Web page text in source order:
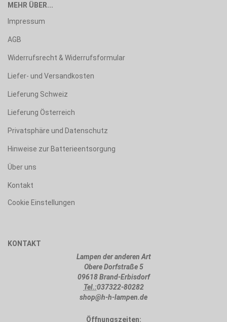
MEHR ÜBER...
Impressum
AGB
Widerrufsrecht & Widerrufsformular
Liefer- und Versandkosten
Lieferung Schweiz
Lieferung Österreich
Privatsphäre und Datenschutz
Hinweise zur Batterieentsorgung
Über uns
Kontakt
Cookie Einstellungen
KONTAKT
Lampen der anderen Art
Obere Dorfstraße 5
09618 Brand-Erbisdorf
Tel.:037322-80282
shop@h-h-lampen.de
Öffnungszeiten: